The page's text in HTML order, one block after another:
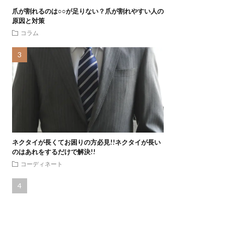
爪が割れるのは○○が足りない？爪が割れやすい人の
原因と対策
コラム
ネクタイが長くてお困りの方必見!!ネクタイが長い
のはあれをするだけで解決!!
コーディネート